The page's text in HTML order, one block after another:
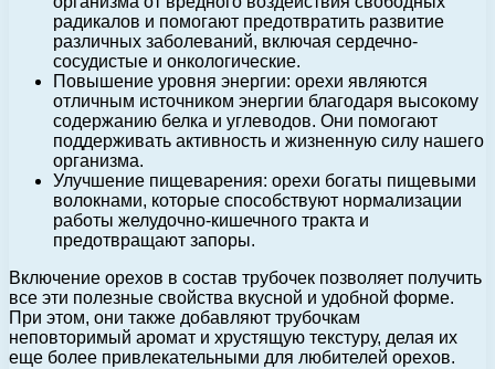
радикалов и помогают предотвратить развитие
различных заболеваний, включая сердечно-
сосудистые и онкологические.
Повышение уровня энергии: орехи являются
отличным источником энергии благодаря высокому
содержанию белка и углеводов. Они помогают
поддерживать активность и жизненную силу нашего
организма.
Улучшение пищеварения: орехи богаты пищевыми
волокнами, которые способствуют нормализации
работы желудочно-кишечного тракта и
предотвращают запоры.
Включение орехов в состав трубочек позволяет получить
все эти полезные свойства вкусной и удобной форме.
При этом, они также добавляют трубочкам
неповторимый аромат и хрустящую текстуру, делая их
еще более привлекательными для любителей орехов.